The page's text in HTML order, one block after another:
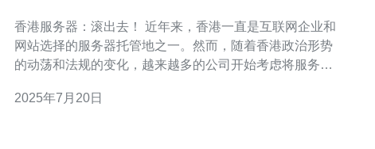
香港服务器：滚出去！ 近年来，香港一直是互联网企业和
网站选择的服务器托管地之一。然而，随着香港政治形势
的动荡和法规的变化，越来越多的公司开始考虑将服务器
势以及应对措施。 近年来，香港政治形势动荡不安，特别
2025年7月20日